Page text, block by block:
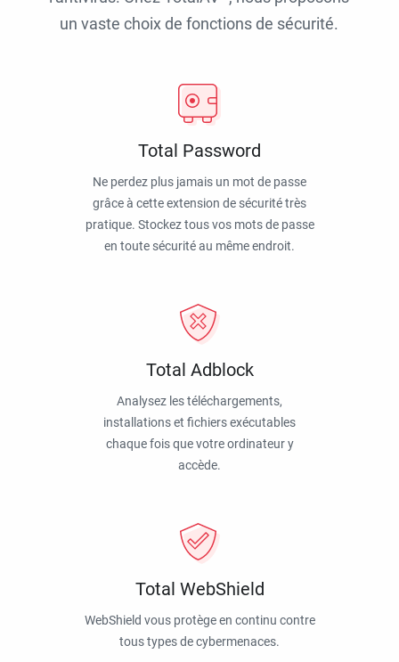
un vaste choix de fonctions de sécurité.
Total Password
Ne perdez plus jamais un mot de passe
grâce à cette extension de sécurité très
pratique. Stockez tous vos mots de passe
en toute sécurité au même endroit.
Total Adblock
Analysez les téléchargements,
installations et fichiers exécutables
chaque fois que votre ordinateur y
accède.
Total WebShield
WebShield vous protège en continu contre
tous types de cybermenaces.